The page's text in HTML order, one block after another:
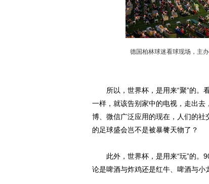
德国柏林球迷看球现场，主
所以，世界杯，是用来“聚”的。
一样，就该告别家中的电视，走出
博、微信广泛应用的现在，人们的
的足球盛会岂不是被暴餮天物了？
此外，世界杯，是用来“玩”的。
论是啤酒与炸鸡还是红牛、啤酒与小